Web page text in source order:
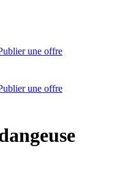
une offre
une offre